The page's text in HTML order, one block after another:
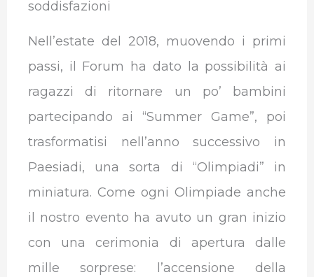
soddisfazioni
Nell’estate del 2018, muovendo i primi
passi, il Forum ha dato la possibilità ai
ragazzi di ritornare un po’ bambini
partecipando ai “Summer Game”, poi
trasformatisi nell’anno successivo in
Paesiadi, una sorta di “Olimpiadi” in
miniatura. Come ogni Olimpiade anche
il nostro evento ha avuto un gran inizio
con una cerimonia di apertura dalle
mille sorprese: l’accensione della